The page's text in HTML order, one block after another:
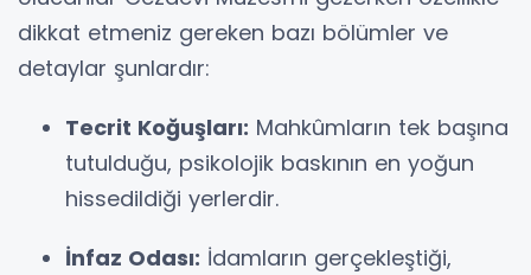
dikkat etmeniz gereken bazı bölümler ve
detaylar şunlardır:
Tecrit Koğuşları: Mahkûmların tek başına
tutulduğu, psikolojik baskının en yoğun
hissedildiği yerlerdir.
İnfaz Odası: İdamların gerçekleştiği,